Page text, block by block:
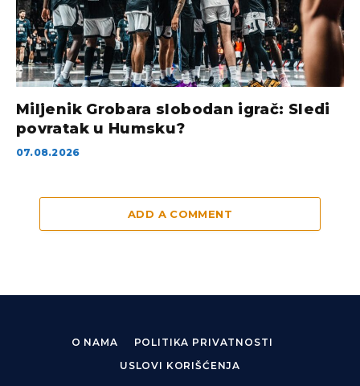
Miljenik Grobara slobodan igrač: Sledi
povratak u Humsku?
07.08.2026
ADD A COMMENT
O NAMA
POLITIKA PRIVATNOSTI
USLOVI KORIŠĆENJA